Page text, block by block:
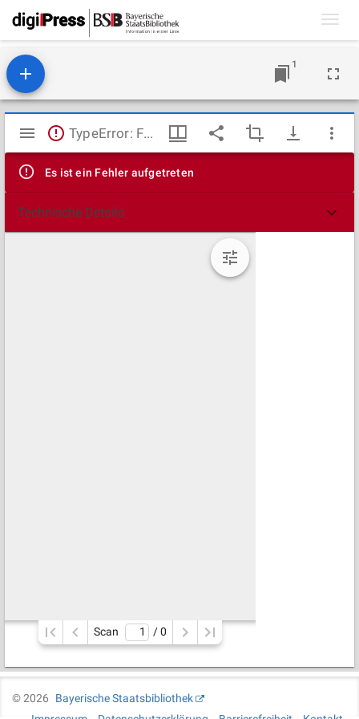
1
Mirador
Viewer
TypeError: Failed to fetch
Es ist ein Fehler aufgetreten
Technische Details
Scan / 0
©2026
Bayerische Staatsbibliothek